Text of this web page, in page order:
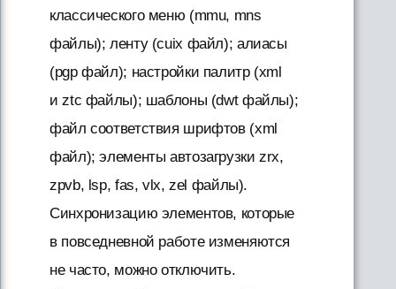
классического меню (mmu, mns
файлы); ленту (cuix файл); алиасы
(pgp файл); настройки палитр (xml
и ztc файлы); шаблоны (dwt файлы);
файл соответствия шрифтов (xml
файл); элементы автозагрузки zrx,
zpvb, lsp, fas, vlx, zel файлы).
Синхронизацию элементов, которые
в повседневной работе изменяются
не часто, можно отключить.